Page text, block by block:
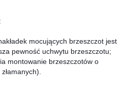
:
pewność uchwytu brzeszczotu;